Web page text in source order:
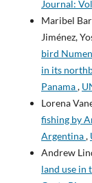
Journal:
Maribel
Jiménez,
bird
in its
Panama,
Lorena
fishing by
Argentina,
Andrew
land use in